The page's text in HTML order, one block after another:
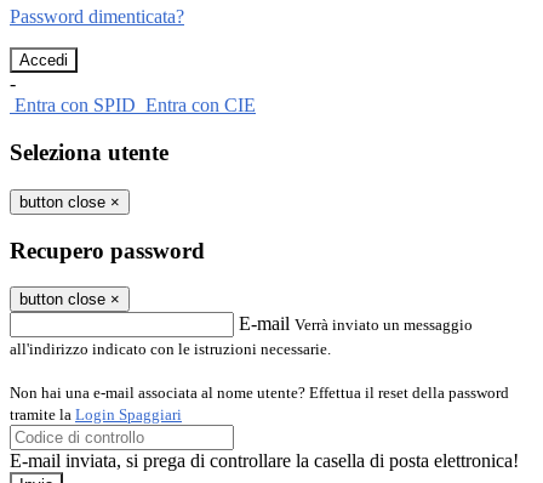
Password dimenticata?
-
Entra con SPID Entra con CIE
Seleziona utente
button close ×
Recupero password
button close ×
E-mail Verrà inviato un messaggio
all'indirizzo indicato con le istruzioni necessarie.
Non hai una e-mail associata al nome utente? Effettua il reset della password
tramite la Login Spaggiari
E-mail inviata, si prega di controllare la casella di posta elettronica!